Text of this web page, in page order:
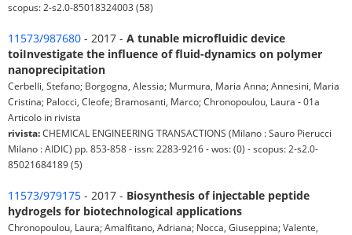
scopus: 2-s2.0-85018324003 (58)
11573/987680 - 2017 - A tunable microfluidic device
toiInvestigate the influence of fluid-dynamics on polymer
nanoprecipitation
Cerbelli, Stefano; Borgogna, Alessia; Murmura, Maria Anna; Annesini, Maria
Cristina; Palocci, Cleofe; Bramosanti, Marco; Chronopoulou, Laura - 01a
Articolo in rivista
rivista:CHEMICAL ENGINEERING TRANSACTIONS (Milano : Sauro Pierucci
Milano : AIDIC) pp. 853-858 - issn: 2283-9216 - wos: (0) - scopus: 2-s2.0-
85021684189 (5)
11573/979175 - 2017 - Biosynthesis of injectable peptide
hydrogels for biotechnological applications
Chronopoulou, Laura; Amalfitano, Adriana; Nocca, Giuseppina; Valente,